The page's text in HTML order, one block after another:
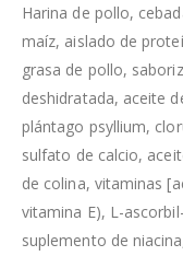
Harina de pollo,
maíz, aislado de
grasa de pollo,
deshidratada, aceite
plántago psyllium,
sulfato de calcio,
de colina, vitaminas
vitamina E), L-
suplemento de